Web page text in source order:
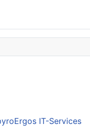
IT-Services